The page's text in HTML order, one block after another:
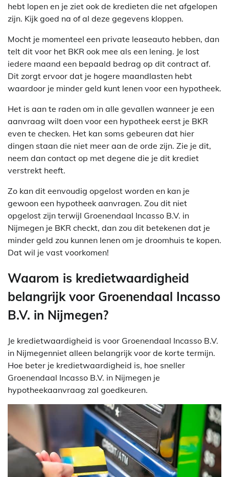
hebt lopen en je ziet ook de kredieten die net afgelopen
zijn. Kijk goed na of al deze gegevens kloppen.
Mocht je momenteel een private leaseauto hebben, dan
telt dit voor het BKR ook mee als een lening. Je lost
iedere maand een bepaald bedrag op dit contract af.
Dit zorgt ervoor dat je hogere maandlasten hebt
waardoor je minder geld kunt lenen voor een hypotheek.
Het is aan te raden om in alle gevallen wanneer je een
aanvraag wilt doen voor een hypotheek eerst je BKR
even te checken. Het kan soms gebeuren dat hier
dingen staan die niet meer aan de orde zijn. Zie je dit,
neem dan contact op met degene die je dit krediet
verstrekt heeft.
Zo kan dit eenvoudig opgelost worden en kan je
gewoon een hypotheek aanvragen. Zou dit niet
opgelost zijn terwijl Groenendaal Incasso B.V. in
Nijmegen je BKR checkt, dan zou dit betekenen dat je
minder geld zou kunnen lenen om je droomhuis te kopen.
Dat wil je vast voorkomen!
Waarom is kredietwaardigheid
belangrijk voor Groenendaal Incasso
B.V. in Nijmegen?
Je kredietwaardigheid is voor Groenendaal Incasso B.V.
in Nijmegenniet alleen belangrijk voor de korte termijn.
Hoe beter je kredietwaardigheid is, hoe sneller
Groenendaal Incasso B.V. in Nijmegen je
hypotheekaanvraag zal goedkeuren.